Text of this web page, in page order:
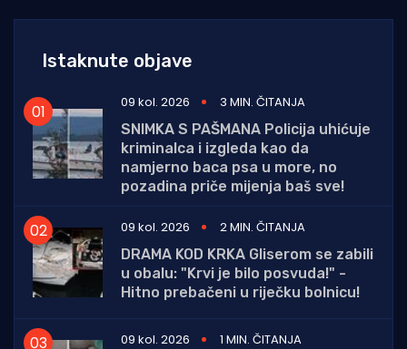
Istaknute objave
09 kol. 2026
3 MIN. ČITANJA
SNIMKA S PAŠMANA Policija uhićuje
kriminalca i izgleda kao da
namjerno baca psa u more, no
pozadina priče mijenja baš sve!
09 kol. 2026
2 MIN. ČITANJA
DRAMA KOD KRKA Gliserom se zabili
u obalu: "Krvi je bilo posvuda!" -
Hitno prebačeni u riječku bolnicu!
09 kol. 2026
1 MIN. ČITANJA